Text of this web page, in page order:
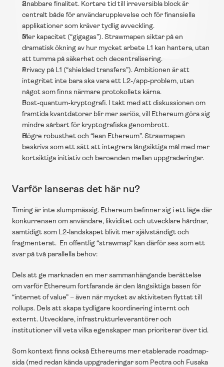
Snabbare finalitet. Kortare tid till irreversibla block är
centralt både för användarupplevelse och för finansiella
applikationer som kräver tydlig avveckling.
Mer kapacitet (“gigagas”). Strawmapen siktar på en
dramatisk ökning av hur mycket arbete L1 kan hantera, utan
att tumma på säkerhet och decentralisering.
Privacy på L1 (“shielded transfers”). Ambitionen är att
integritet inte bara ska vara ett L2-/app-problem, utan
något som finns närmare protokollets kärna.
Post-quantum-kryptografi. I takt med att diskussionen om
framtida kvantdatorer blir mer seriös, vill Ethereum göra sig
mindre sårbart för kryptografiska genombrott.
Högre robusthet och “lean Ethereum”. Strawmapen
beskrivs som ett sätt att integrera långsiktiga mål med mer
kortsiktiga initiativ och beroenden mellan uppgraderingar.
Varför lanseras det här nu?
Timing är inte slumpmässig. Ethereum befinner sig i ett läge där
konkurrensen om användare, likviditet och utvecklare hårdnar,
samtidigt som L2-landskapet blivit mer självständigt och
fragmenterat.  En offentlig “strawmap” kan därför ses som ett
svar på två parallella behov:
Dels att ge marknaden en mer sammanhängande berättelse
om varför Ethereum fortfarande är den långsiktiga basen för
“internet of value” – även när mycket av aktiviteten flyttat till
rollups. Dels att skapa tydligare koordinering internt och
externt. Utvecklare, infrastrukturleverantörer och
institutioner vill veta vilka egenskaper man prioriterar över tid.
Som kontext finns också Ethereums mer etablerade roadmap-
sida (med redan kända uppgraderingar som Pectra och Fusaka